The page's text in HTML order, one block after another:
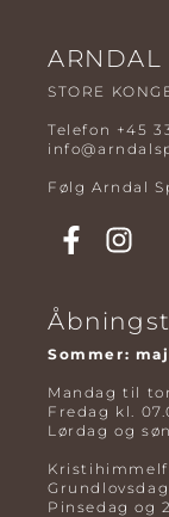
ARNDAL
STORE
Telefon +45
Følg Arndal
Sommer:
Mandag til
Fredag kl.
Lørdag og
Pinsedag og